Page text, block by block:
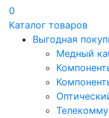
0
Каталог товаров
Выгодная
Медный